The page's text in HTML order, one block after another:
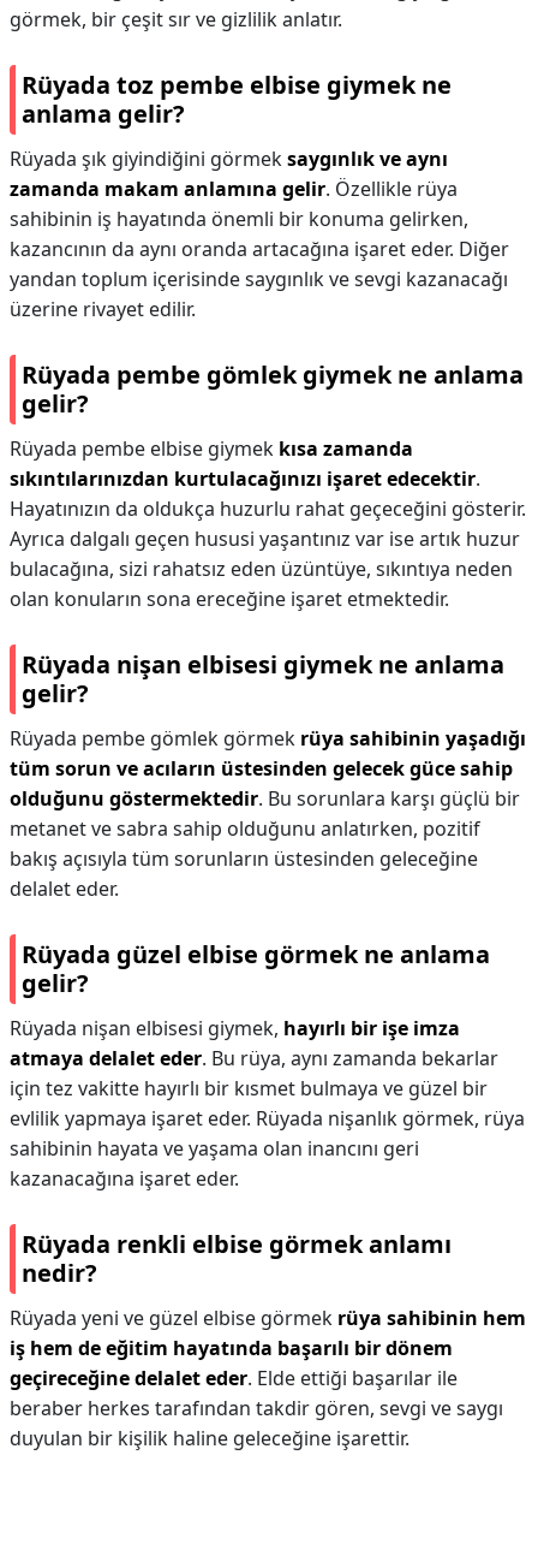
görmek, bir çeşit sır ve gizlilik anlatır.
Rüyada toz pembe elbise giymek ne
anlama gelir?
Rüyada şık giyindiğini görmeksaygınlık ve aynı
zamanda makam anlamına gelir. Özellikle rüya
sahibinin iş hayatında önemli bir konuma gelirken,
kazancının da aynı oranda artacağına işaret eder. Diğer
yandan toplum içerisinde saygınlık ve sevgi kazanacağı
üzerine rivayet edilir.
Rüyada pembe gömlek giymek ne anlama
gelir?
Rüyada pembe elbise giymek kısa zamanda
sıkıntılarınızdan kurtulacağınızı işaret edecektir.
Hayatınızın da oldukça huzurlu rahat geçeceğini gösterir.
Ayrıca dalgalı geçen hususi yaşantınız var ise artık huzur
bulacağına, sizi rahatsız eden üzüntüye, sıkıntıya neden
olan konuların sona ereceğine işaret etmektedir.
Rüyada nişan elbisesi giymek ne anlama
gelir?
Rüyada pembe gömlek görmek rüya sahibinin yaşadığı
tüm sorun ve acıların üstesinden gelecek güce sahip
olduğunu göstermektedir. Bu sorunlara karşı güçlü bir
metanet ve sabra sahip olduğunu anlatırken, pozitif
bakış açısıyla tüm sorunların üstesinden geleceğine
delalet eder.
Rüyada güzel elbise görmek ne anlama
gelir?
Rüyada nişan elbisesi giymek, hayırlı bir işe imza
atmaya delalet eder. Bu rüya, aynı zamanda bekarlar
için tez vakitte hayırlı bir kısmet bulmaya ve güzel bir
evlilik yapmaya işaret eder. Rüyada nişanlık görmek, rüya
sahibinin hayata ve yaşama olan inancını geri
kazanacağına işaret eder.
Rüyada renkli elbise görmek anlamı
nedir?
Rüyada yeni ve güzel elbise görmek rüya sahibinin hem
iş hem de eğitim hayatında başarılı bir dönem
geçireceğine delalet eder. Elde ettiği başarılar ile
beraber herkes tarafından takdir gören, sevgi ve saygı
duyulan bir kişilik haline geleceğine işarettir.